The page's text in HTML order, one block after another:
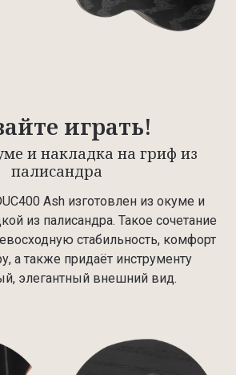
играть!
и накладка на гриф из
палисандра
Ash изготовлен из окуме и
из палисандра. Такое сочетание
стабильность, комфорт
а также придаёт инструменту
элегантный внешний вид.